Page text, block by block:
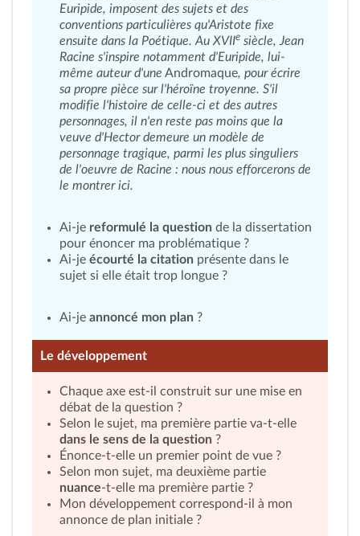
Euripide, imposent des sujets et des
conventions particulières qu'Aristote fixe
ensuite dans la Poétique. Au XVIIe siècle, Jean
Racine s'inspire notamment d'Euripide, lui-
même auteur d'une Andromaque, pour écrire
sa propre pièce sur l'héroïne troyenne. S'il
modifie l'histoire de celle-ci et des autres
personnages, il n'en reste pas moins que la
veuve d'Hector demeure un modèle de
personnage tragique, parmi les plus singuliers
de l'oeuvre de Racine : nous nous efforcerons de
le montrer ici.
Ai-je reformulé la question de la dissertation
pour énoncer ma problématique ?
Ai-je écourté la citation présente dans le
sujet si elle était trop longue ?
Ai-je annoncé mon plan ?
Le développement
Chaque axe est-il construit sur une mise en
débat de la question ?
Selon le sujet, ma première partie va-t-elle
dans le sens de la question ?
Énonce-t-elle un premier point de vue ?
Selon mon sujet, ma deuxième partie
nuance-t-elle ma première partie ?
Mon développement correspond-il à mon
annonce de plan initiale ?